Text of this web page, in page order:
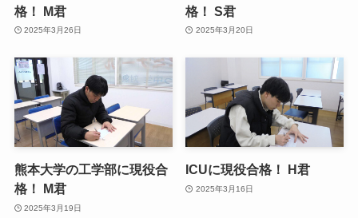
格！ M君
2025年3月26日
格！ S君
2025年3月20日
熊本大学の工学部に現役合
格！ M君
2025年3月19日
ICUに現役合格！ H君
2025年3月16日